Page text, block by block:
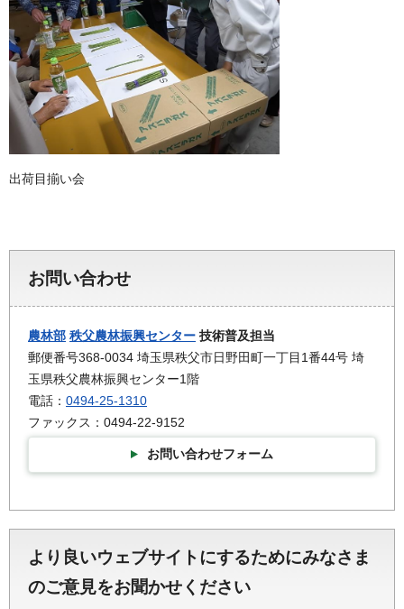
出荷目揃い会
お問い合わせ
農林部 秩父農林振興センター 技術普及担当
郵便番号368-0034 埼玉県秩父市日野田町一丁目1番44号 埼
玉県秩父農林振興センター1階
電話： 0494-25-1310
ファックス：0494-22-9152
お問い合わせフォーム
より良いウェブサイトにするためにみなさま
のご意見をお聞かせください